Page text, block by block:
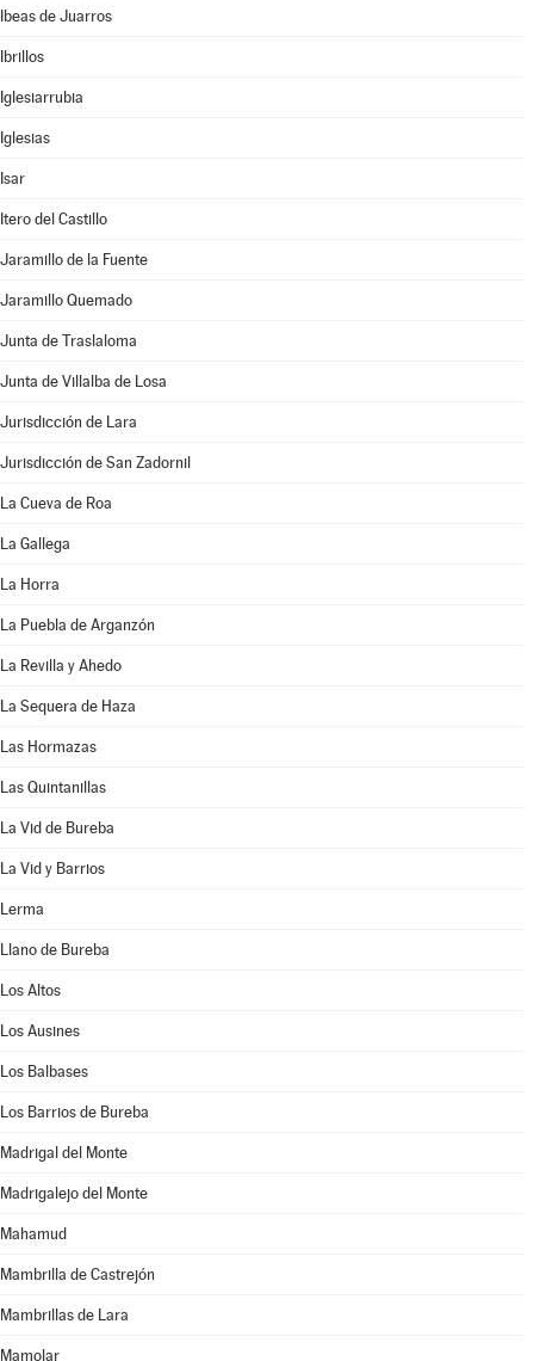
Ibeas de Juarros
Ibrillos
Iglesiarrubia
Iglesias
Isar
Itero del Castillo
Jaramillo de la Fuente
Jaramillo Quemado
Junta de Traslaloma
Junta de Villalba de Losa
Jurisdicción de Lara
Jurisdicción de San Zadornil
La Cueva de Roa
La Gallega
La Horra
La Puebla de Arganzón
La Revilla y Ahedo
La Sequera de Haza
Las Hormazas
Las Quintanillas
La Vid de Bureba
La Vid y Barrios
Lerma
Llano de Bureba
Los Altos
Los Ausines
Los Balbases
Los Barrios de Bureba
Madrigal del Monte
Madrigalejo del Monte
Mahamud
Mambrilla de Castrejón
Mambrillas de Lara
Mamolar